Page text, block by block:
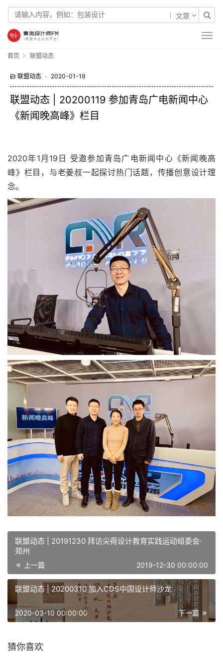
文章
首页 联盟动态
联盟动态 • 2020-01-19
联盟动态 | 20200119 参加青岛广电新闻中心
《新闻晚高峰》栏目
2020年1月19日 受邀参加青岛广电新闻中心《新闻晚高
峰》栏目，与老姜叔一起探讨热门话题，传播创意设计理
念。
联盟动态 | 20191230 拜访尖荷设计教育实践运动组委会·
郑州
上一篇 2019-12-30 00:00:00
联盟动态 | 20200310 加入CDS中国设计师沙龙
下一篇
2020-03-10 00:00:00
猜你喜欢